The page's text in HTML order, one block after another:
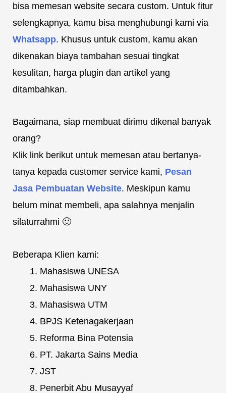
bisa memesan website secara custom. Untuk fitur
selengkapnya, kamu bisa menghubungi kami via
Whatsapp. Khusus untuk custom, kamu akan
dikenakan biaya tambahan sesuai tingkat
kesulitan, harga plugin dan artikel yang
ditambahkan.
Bagaimana, siap membuat dirimu dikenal banyak
orang?
Klik link berikut untuk memesan atau bertanya-
tanya kepada customer service kami, Pesan
Jasa Pembuatan Website. Meskipun kamu
belum minat membeli, apa salahnya menjalin
silaturrahmi 🙂
Beberapa Klien kami:
Mahasiswa UNESA
Mahasiswa UNY
Mahasiswa UTM
BPJS Ketenagakerjaan
Reforma Bina Potensia
PT. Jakarta Sains Media
JST
Penerbit Abu Musayyaf